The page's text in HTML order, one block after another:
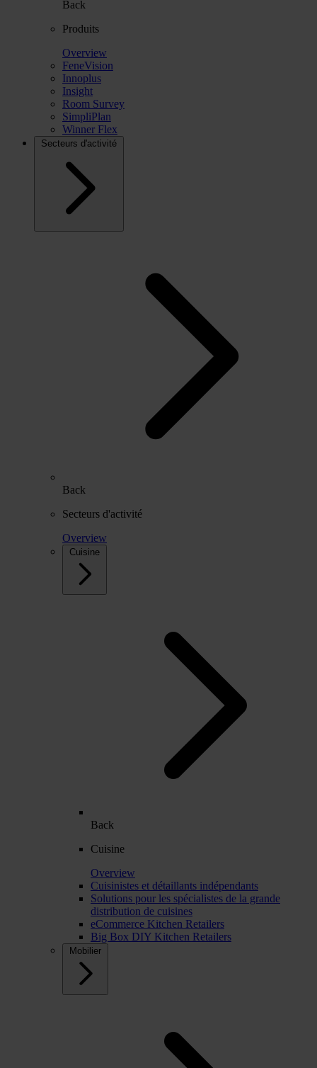
Back
Produits
Overview
FeneVision
Innoplus
Insight
Room Survey
SimpliPlan
Winner Flex
Secteurs d'activité
Back
Secteurs d'activité
Overview
Cuisine
Back
Cuisine
Overview
Cuisinistes et détaillants indépendants
Solutions pour les spécialistes de la grande
distribution de cuisines
eCommerce Kitchen Retailers
Big Box DIY Kitchen Retailers
Mobilier